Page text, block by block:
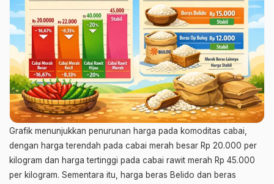
Grafik menunjukkan penurunan harga pada komoditas cabai,
dengan harga terendah pada cabai merah besar Rp 20.000 per
kilogram dan harga tertinggi pada cabai rawit merah Rp 45.000
per kilogram. Sementara itu, harga beras Belido dan beras